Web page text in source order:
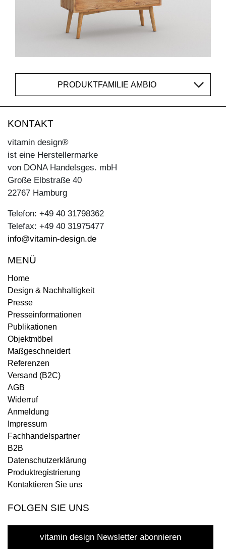
PRODUKTFAMILIE AMBIO
KONTAKT
vitamin design®
ist eine Herstellermarke
von DONA Handelsges. mbH
Große Elbstraße 40
22767 Hamburg
Telefon: +49 40 31798362
Telefax: +49 40 31975477
info@vitamin-design.de
MENÜ
Home
Design & Nachhaltigkeit
Presse
Presseinformationen
Publikationen
Objektmöbel
Maßgeschneidert
Referenzen
Versand (B2C)
AGB
Widerruf
Anmeldung
Impressum
Fachhandelspartner
B2B
Datenschutzerklärung
Produktregistrierung
Kontaktieren Sie uns
FOLGEN SIE UNS
vitamin design Newsletter abonnieren